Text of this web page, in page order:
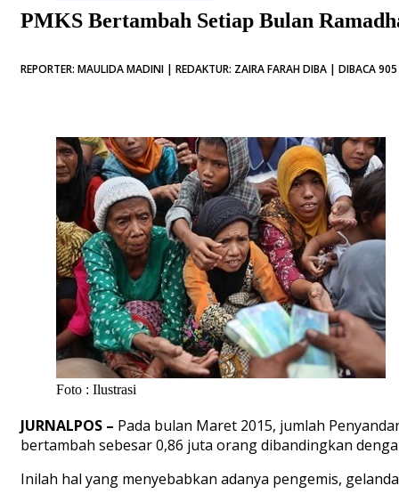
PMKS Bertambah Setiap Bulan
REPORTER: MAULIDA MADINI | REDAKTUR: ZAIRA FARAH DIBA | DIBACA
Foto : Ilustrasi
JURNALPOS – Pada bulan Maret 2015, jumlah
bertambah sebesar 0,86 juta orang dibandingkan
Inilah hal yang menyebabkan adanya pengemis,